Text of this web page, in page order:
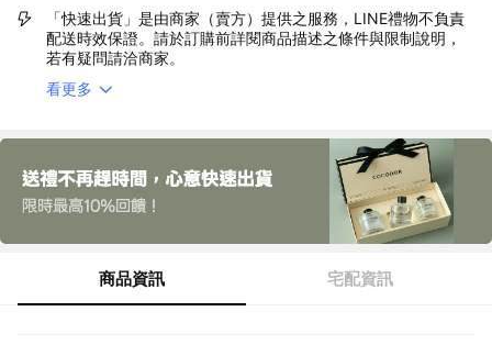
「快速出貨」是由商家（賣方）提供之服務，LINE禮物不負責
配送時效保證。請於訂購前詳閱商品描述之條件與限制說明，
若有疑問請洽商家。
看更多
商品資訊 宅配資訊